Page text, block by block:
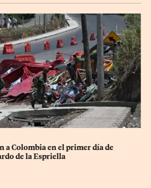
a Colombia en el primer día de
de la Espriella